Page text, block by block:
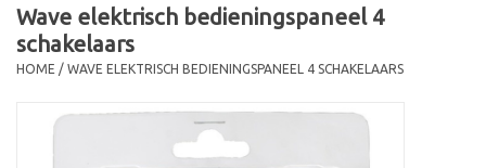
Trailer
Wave elektrisch bedieningspaneel 4
schakelaars
HOME / WAVE ELEKTRISCH BEDIENINGSPANEEL 4 SCHAKELAARS